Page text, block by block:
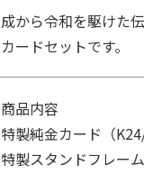
から令和を駆けた
ードセットです。
品内容
特製純金カード（
特製スタンドフレ